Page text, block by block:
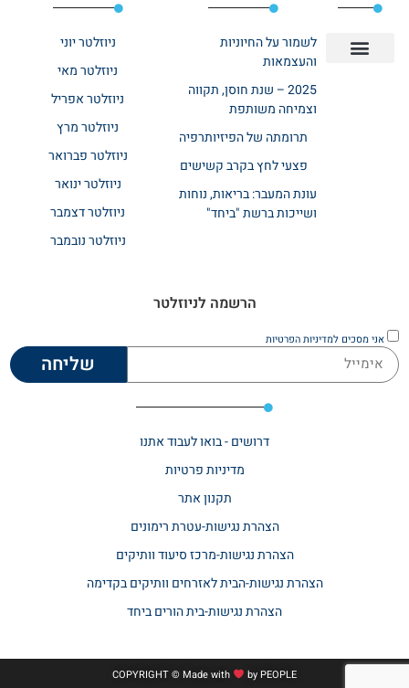
לשמור על החיוניות
והעצמאות
2025 – שנת חוסן, תקווה
וצמיחה משותפת
תרומתה של הפיזיותרפיה
פצעי לחץ בקרב קשישים
עונת המעבר: בריאות, נוחות
ושייכות ברשת "ביחד"
ניוזלטר יוני
ניוזלטר מאי
ניוזלטר אפריל
ניוזלטר מרץ
ניוזלטר פברואר
ניוזלטר ינואר
ניוזלטר דצמבר
ניוזלטר נובמבר
הרשמה לניוזלטר
אני מסכים למדיניות הפרטיות
שליחה
דרושים - בואו לעבוד אתנו
מדיניות פרטיות
תקנון אתר​
הצהרת נגישות-עטרת רימונים
הצהרת נגישות-מרכז סיעוד וותיקים
הצהרת נגישות-הבית לאזרחים וותיקים בקדימה
הצהרת נגישות-בית הורים ביחד
COPYRIGHT © Made with by PEOPLE